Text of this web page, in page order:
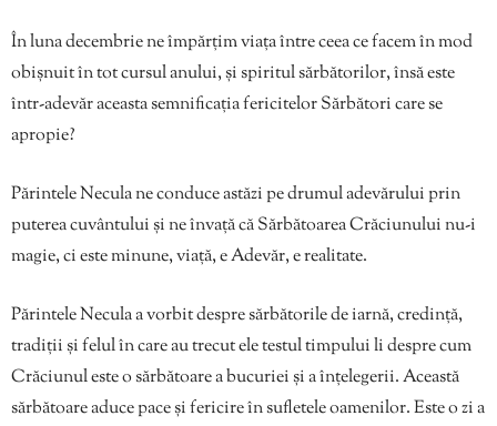
În luna decembrie ne împărțim viața între ceea ce facem în mod
obișnuit în tot cursul anului, și spiritul sărbătorilor, însă este
într-adevăr aceasta semnificația fericitelor Sărbători care se
apropie?
Părintele Necula ne conduce astăzi pe drumul adevărului prin
puterea cuvântului și ne învață că Sărbătoarea Crăciunului nu-i
magie, ci este minune, viață, e Adevăr, e realitate.
Părintele Necula a vorbit despre sărbătorile de iarnă, credință,
tradiții şi felul în care au trecut ele testul timpului li despre cum
Crăciunul este o sărbătoare a bucuriei și a înțelegerii. Această
sărbătoare aduce pace și fericire în sufletele oamenilor. Este o zi a